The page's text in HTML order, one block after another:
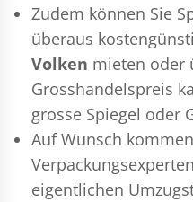
Zudem können Sie
überaus
Volken mieten oder
Grosshandelspreis
grosse Spiegel oder
Auf Wunsch
Verpackungsexperten
eigentlichen